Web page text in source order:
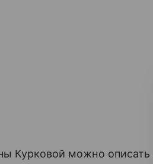
Курковой можно описать